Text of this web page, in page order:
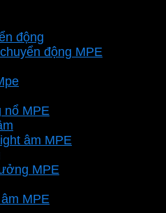
động
động MPE
nổ MPE
âm MPE
MPE
MPE